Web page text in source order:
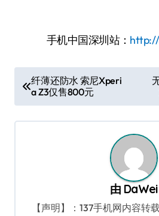
手机中国深圳站：
章
导
纤薄还防水 索尼Xperi
a Z3仅售800元
由 DaWei
【声明】：137手机网内容转